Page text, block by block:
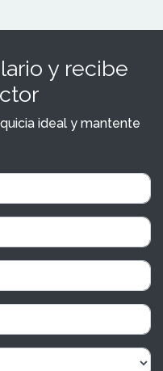
y recibe
ideal y mantente